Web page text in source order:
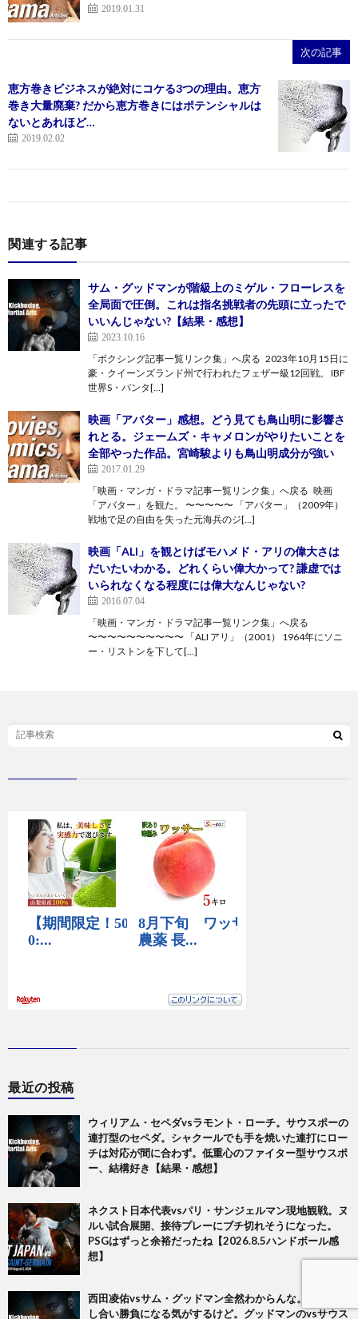
2019.01.31
次の記事
恵方巻きビジネスが絶対にコケる3つの理由。恵方
巻き大量廃棄? だから恵方巻きにはポテンシャルは
ないとあれほど…
2019.02.02
関連する記事
サム・グッドマンが階級上のミゲル・フローレスを
全局面で圧倒。これは指名挑戦者の先頭に立ったで
いいんじゃない?【結果・感想】
2023.10.16
「ボクシング記事一覧リンク集」へ戻る 2023年10月15日に
豪・クイーンズランド州で行われたフェザー級12回戦。 IBF
世界S・バンタ[…]
映画「アバター」感想。どう見ても鳥山明に影響さ
れとる。ジェームズ・キャメロンがやりたいことを
全部やった作品。宮崎駿よりも鳥山明成分が強い
2017.01.29
「映画・マンガ・ドラマ記事一覧リンク集」へ戻る 映画
「アバター」を観た。 〜〜〜〜〜 「アバター」（2009年）
戦地で足の自由を失った元海兵のジ[…]
映画「ALI」を観とけばモハメド・アリの偉大さは
だいたいわかる。どれくらい偉大かって? 謙虚では
いられなくなる程度には偉大なんじゃない?
2016.07.04
「映画・マンガ・ドラマ記事一覧リンク集」へ戻る
〜〜〜〜〜〜〜〜〜〜 「ALI アリ」（2001） 1964年にソニ
ー・リストンを下して[…]
最近の投稿
ウィリアム・セペダvsラモント・ローチ。サウスポーの
連打型のセペダ。シャクールでも手を焼いた連打にロー
チは対応が間に合わず。低重心のファイター型サウスポ
ー、結構好き【結果・感想】
ネクスト日本代表vsパリ・サンジェルマン現地観戦。ヌ
ルい試合展開、接待プレーにブチ切れそうになった。
PSGはずっと余裕だったね【2026.8.5ハンドボール感
想】
西田凌佑vsサム・グッドマン全然わからんな。前手の差
し合い勝負になる気がするけど。グッドマンのvsサウス